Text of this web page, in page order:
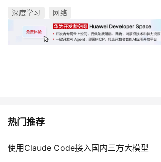
深度学习 网络
热门推荐
使用Claude Code接入国内三方大模型